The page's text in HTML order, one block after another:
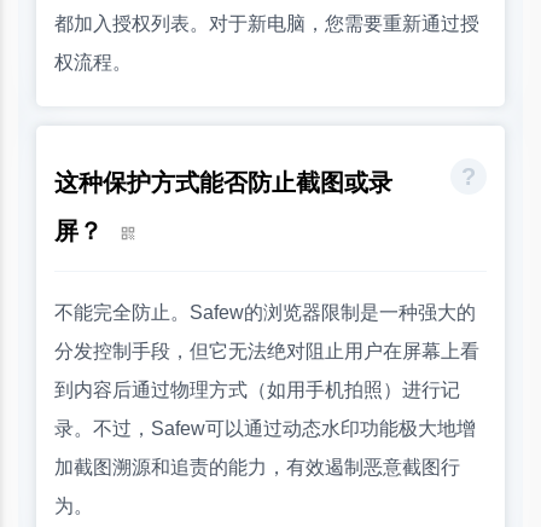
都加入授权列表。对于新电脑，您需要重新通过授
权流程。
这种保护方式能否防止截图或录
屏？
不能完全防止。Safew的浏览器限制是一种强大的
分发控制手段，但它无法绝对阻止用户在屏幕上看
到内容后通过物理方式（如用手机拍照）进行记
录。不过，Safew可以通过动态水印功能极大地增
加截图溯源和追责的能力，有效遏制恶意截图行
为。